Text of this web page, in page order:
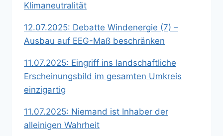
Klimaneutralität
12.07.2025: Debatte Windenergie (7) –
Ausbau auf EEG-Maß beschränken
11.07.2025: Eingriff ins landschaftliche
Erscheinungsbild im gesamten Umkreis
einzigartig
11.07.2025: Niemand ist Inhaber der
alleinigen Wahrheit